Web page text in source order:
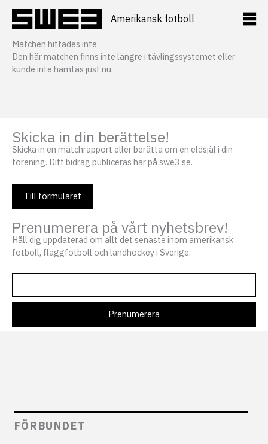
innehåll
Amerikansk fotboll
Matchen hittades inte
Den här matchen finns inte längre i tävlingssystemet eller
kunde inte hämtas just nu.
Skicka in din berättelse!
Skicka in en matchrapport eller berätta om en eldsjäl i din
förening. Ditt bidrag publiceras här på swe3.se.
Till formuläret
Prenumerera på vårt nyhetsbrev!
Håll dig uppdaterad om allt det senaste inom amerikansk
fotboll, flaggfotboll och landhockey i Sverige.
FÖRBUNDET